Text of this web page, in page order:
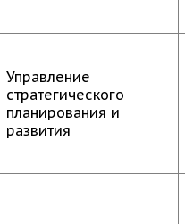
Управление
стратегического
планирования и
развития